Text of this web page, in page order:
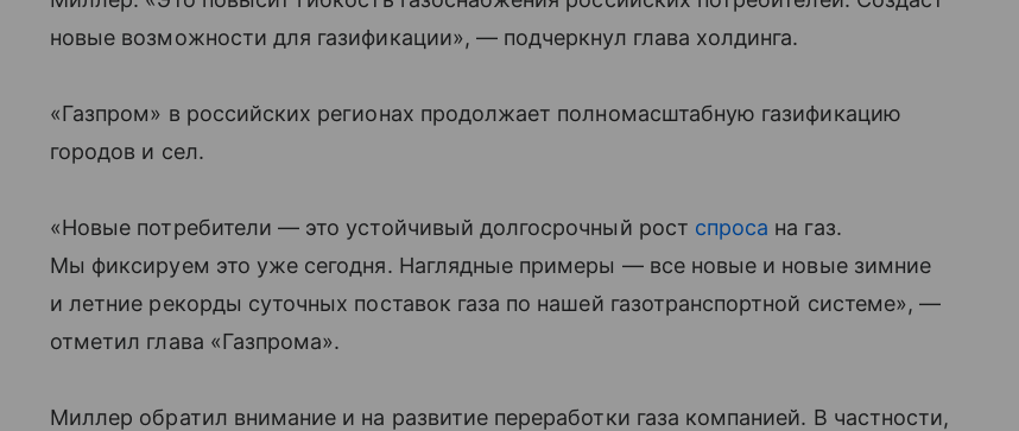
новые возможности для газификации», — подчеркнул глава холдинга.
«Газпром» в российских регионах продолжает полномасштабную газификацию
городов и сел.
«Новые потребители — это устойчивый долгосрочный рост спроса на газ.
Мы фиксируем это уже сегодня. Наглядные примеры — все новые и новые зимние
и летние рекорды суточных поставок газа по нашей газотранспортной системе», —
отметил глава «Газпрома».
Миллер обратил внимание и на развитие переработки газа компанией. В частности,